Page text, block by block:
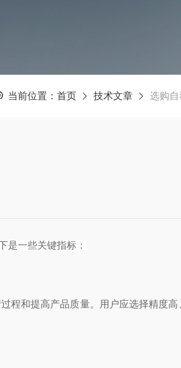
当前位置： 首页 技术文章 选购
一些关键指标：
和提高产品质量。用户应选择精度